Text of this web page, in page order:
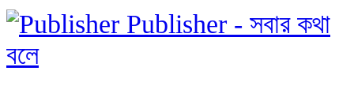
Publisher - সবার কথা
বলে